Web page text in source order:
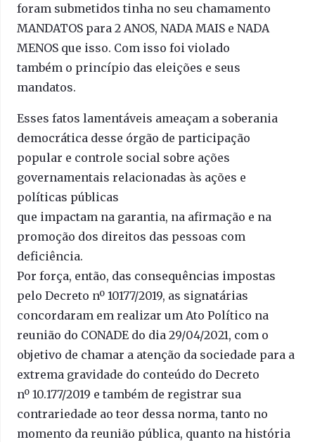
foram submetidos tinha no seu chamamento
MANDATOS para 2 ANOS, NADA MAIS e NADA
MENOS que isso. Com isso foi violado
também o princípio das eleições e seus
mandatos.
Esses fatos lamentáveis ameaçam a soberania
democrática desse órgão de participação
popular e controle social sobre ações
governamentais relacionadas às ações e
políticas públicas
que impactam na garantia, na afirmação e na
promoção dos direitos das pessoas com
deficiência.
Por força, então, das consequências impostas
pelo Decreto nº 10177/2019, as signatárias
concordaram em realizar um Ato Político na
reunião do CONADE do dia 29/04/2021, com o
objetivo de chamar a atenção da sociedade para a
extrema gravidade do conteúdo do Decreto
nº 10.177/2019 e também de registrar sua
contrariedade ao teor dessa norma, tanto no
momento da reunião pública, quanto na história